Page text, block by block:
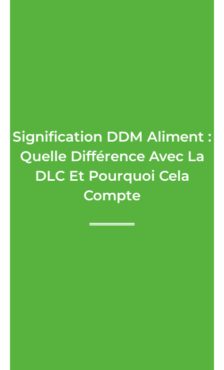
Signification DDM Aliment :
Quelle Différence Avec La
DLC Et Pourquoi Cela
Compte